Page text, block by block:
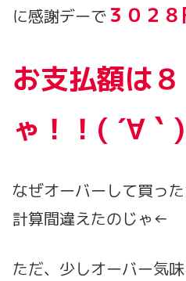
に感謝デーで ３０２８
お支払額は
ゃ！！( ´∀｀
なぜオーバーして買っ
計算間違えたのじゃ←
ただ、少しオーバー気